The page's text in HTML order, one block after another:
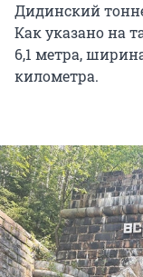
Дидинский
Как указано на
6,1 метра,
километра.